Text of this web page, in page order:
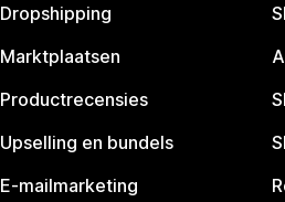
Dropshipping
Marktplaatsen
Productrecensies
Upselling en bundels
E-mailmarketing